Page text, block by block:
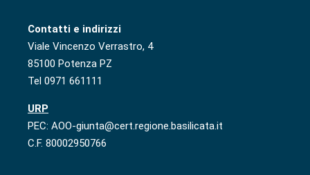
Contatti e indirizzi
Viale Vincenzo Verrastro, 4
85100 Potenza PZ
Tel 0971 661111
URP
PEC: AOO-giunta@cert.regione.basilicata.it
C.F. 80002950766